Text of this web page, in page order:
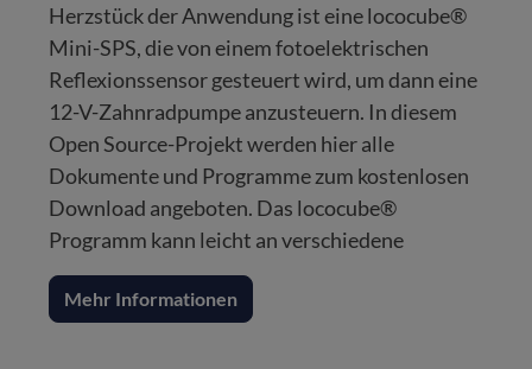
Herzstück der Anwendung ist eine lococube®
Mini-SPS, die von einem fotoelektrischen
Reflexionssensor gesteuert wird, um dann eine
12-V-Zahnradpumpe anzusteuern. In diesem
Open Source-Projekt werden hier alle
Dokumente und Programme zum kostenlosen
Download angeboten. Das lococube®
Programm kann leicht an verschiedene
Mehr Informationen